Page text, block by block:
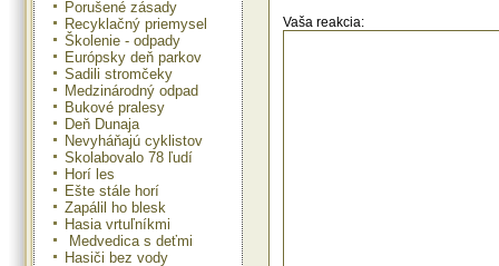
Porušené zásady
Recyklačný priemysel
Školenie - odpady
Európsky deň parkov
Sadili stromčeky
Medzinárodný odpad
Bukové pralesy
Deň Dunaja
Nevyháňajú cyklistov
Skolabovalo 78 ľudí
Horí les
Ešte stále horí
Zapálil ho blesk
Hasia vrtuľníkmi
Medvedica s deťmi
Hasiči bez vody
zadržiavanie a
Vaša reakcia: